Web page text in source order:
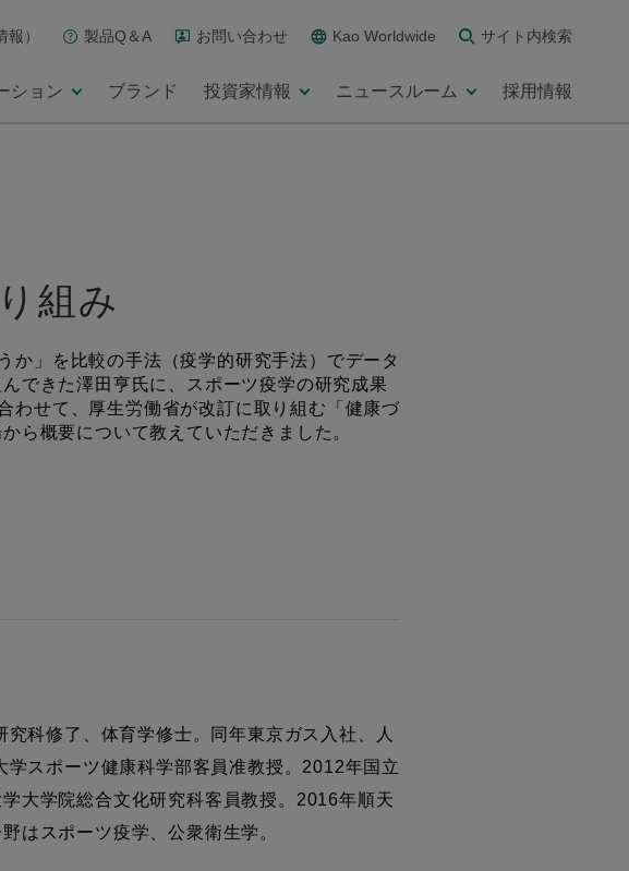
） 製品Q＆A お問い合わせ Kao Worldwide サイト内検索
ション ブランド 投資家情報 ニュースルーム 採用情報
組み
か」を比較の手法（疫学的研究手法）でデータ
できた澤田亨氏に、スポーツ疫学の研究成果
わせて、厚生労働省が改訂に取り組む「健康づ
ら概要について教えていただきました。
科修了、体育学修士。同年東京ガス入社、人
スポーツ健康科学部客員准教授。2012年国立
大学院総合文化研究科客員教授。2016年順天
はスポーツ疫学、公衆衛生学。